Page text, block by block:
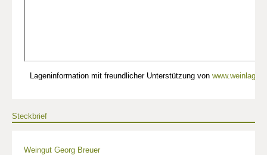
Lageninformation mit freundlicher Unterstützung von
Steckbrief
Weingut Georg Breuer